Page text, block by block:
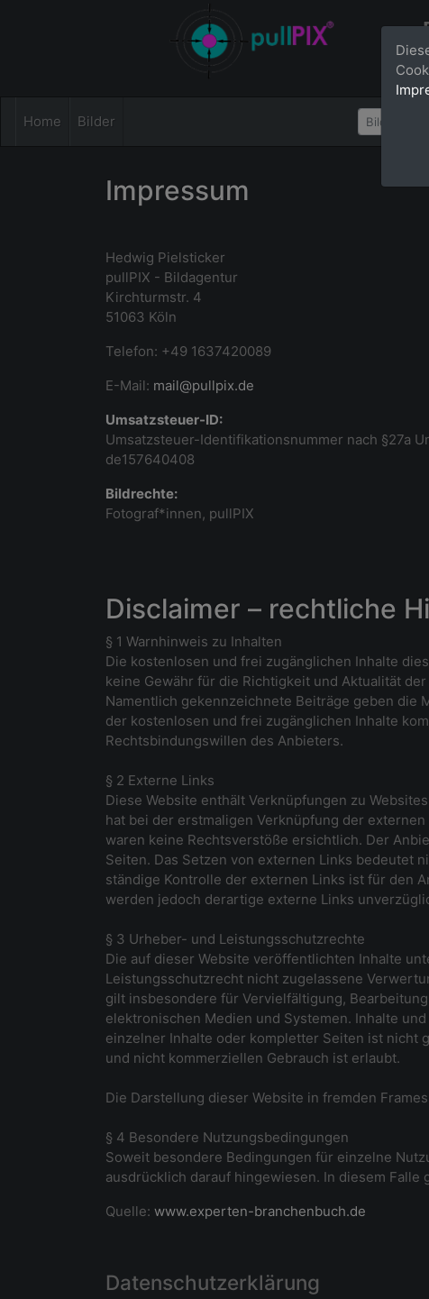
Home Bilder
Impressum
Hedwig Pielsticker
pullPIX - Bildagentur
Kirchturmstr. 4
51063 Köln
Telefon: +49 1637420089
E-Mail: mail@pullpix.de
Umsatzsteuer-ID:
Umsatzsteuer-Identifikationsnummer nach §27a
de157640408
Bildrechte:
Fotograf*innen, pullPIX
Disclaimer – rechtliche
§ 1 Warnhinweis zu Inhalten
Die kostenlosen und frei zugänglichen Inhalte
keine Gewähr für die Richtigkeit und Aktualität
Namentlich gekennzeichnete Beiträge geben die
der kostenlosen und frei zugänglichen Inhalte
Rechtsbindungswillen des Anbieters.
§ 2 Externe Links
Diese Website enthält Verknüpfungen zu
hat bei der erstmaligen Verknüpfung der
waren keine Rechtsverstöße ersichtlich. Der
Seiten. Das Setzen von externen Links bedeutet
ständige Kontrolle der externen Links ist für den
werden jedoch derartige externe Links
§ 3 Urheber- und Leistungsschutzrechte
Die auf dieser Website veröffentlichten Inhalte
Leistungsschutzrecht nicht zugelassene
gilt insbesondere für Vervielfältigung,
elektronischen Medien und Systemen. Inhalte
einzelner Inhalte oder kompletter Seiten ist nicht
und nicht kommerziellen Gebrauch ist erlaubt.
Die Darstellung dieser Website in fremden
§ 4 Besondere Nutzungsbedingungen
Soweit besondere Bedingungen für einzelne
ausdrücklich darauf hingewiesen. In diesem
Quelle: www.experten-branchenbuch.de
Datenschutzerklärung